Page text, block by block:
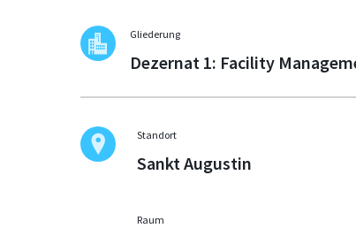
Gliederung
Dezernat 1: Facility
Standort
Sankt Augustin
Raum